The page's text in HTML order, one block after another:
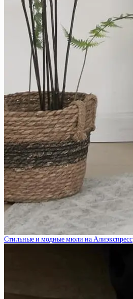
Стильные и модные мюли на Алиэкспресс